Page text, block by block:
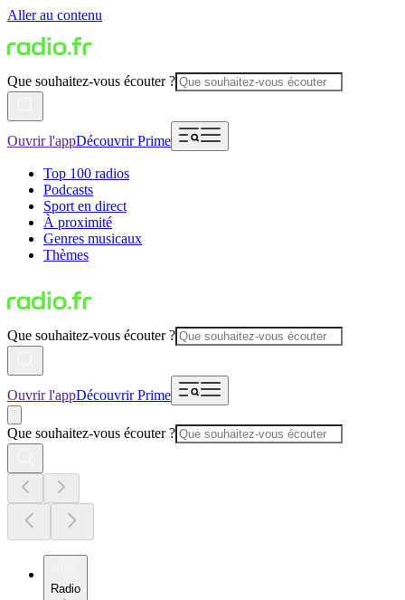
Aller au contenu
Que souhaitez-vous écouter ?
Ouvrir l'appDécouvrir Prime
Top 100 radios
Podcasts
Sport en direct
À proximité
Genres musicaux
Thèmes
Que souhaitez-vous écouter ?
Ouvrir l'appDécouvrir Prime
Que souhaitez-vous écouter ?
Radio